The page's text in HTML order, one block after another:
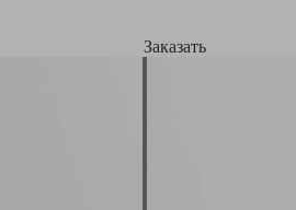
Заказать